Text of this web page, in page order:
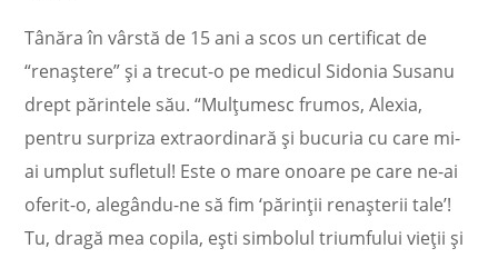
Tânăra în vârstă de 15 ani a scos un certificat de
“renaştere” şi a trecut-o pe medicul Sidonia Susanu
drept părintele său. “Mulțumesc frumos, Alexia,
pentru surpriza extraordinară și bucuria cu care mi-
ai umplut sufletul! Este o mare onoare pe care ne-ai
oferit-o, alegându-ne să fim ‘părinții renașterii tale’!
Tu, dragă mea copila, ești simbolul triumfului vieții și